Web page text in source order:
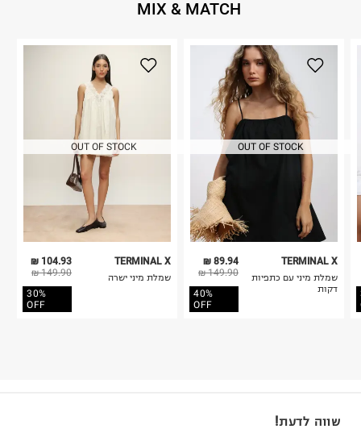
MIX & MATCH
OUT OF STOCK
104.93 ₪
149.90 ₪
30%
OFF
TERMINAL X
שמלת מיני ישרה
OUT OF STOCK
89.94 ₪
149.90 ₪
40%
OFF
TERMINAL X
שמלת מיני עם כתפיות
דקות
שווה לדעת!